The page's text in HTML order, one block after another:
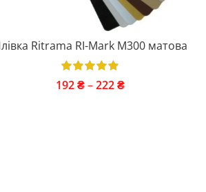
Ritrama RI-Mark M300 матова
192₴–222₴